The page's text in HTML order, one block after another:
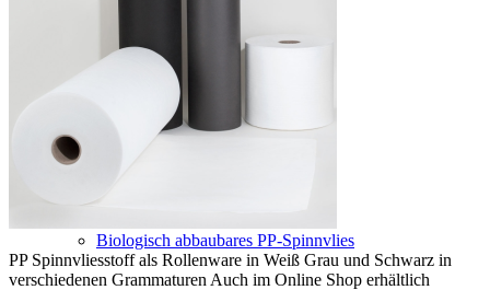
Konfektion
NEUE PRODUKTE
Biologisch abbaubares PP-Spinnvlies
PP Spinnvliesstoff als Rollenware in Weiß Grau und Schwarz in
verschiedenen Grammaturen Auch im Online Shop erhältlich